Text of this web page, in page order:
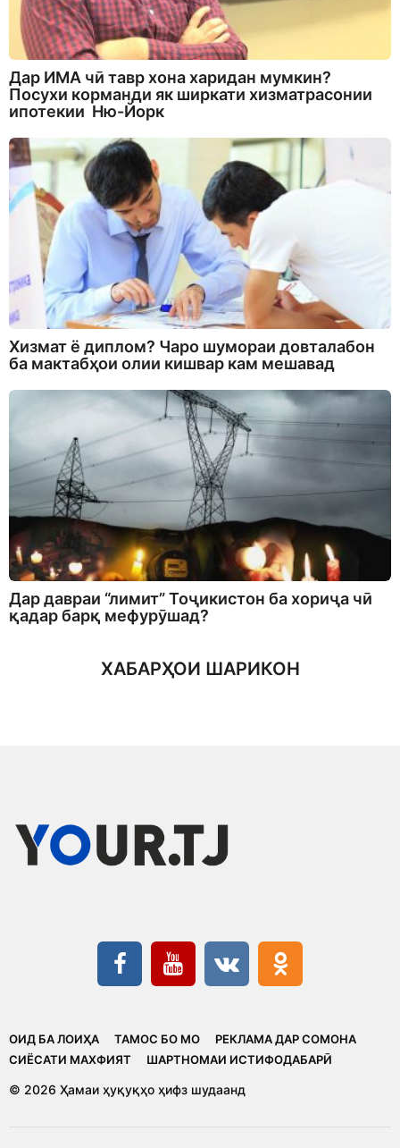
Дар ИМА чӣ тавр хона харидан мумкин?
Посухи корманди як ширкати хизматрасонии
ипотекии Ню-Йорк
Хизмат ё диплом? Чаро шумораи довталабон
ба мактабҳои олии кишвар кам мешавад
Дар давраи “лимит” Тоҷикистон ба хориҷа чӣ
қадар барқ мефурӯшад?
ХАБАРҲОИ ШАРИКОН
ОИД БА ЛОИҲА ТАМОС БО МО
РЕКЛАМА ДАР СОМОНА
CИЁСАТИ МАХФИЯТ
ШАРТНОМАИ ИСТИФОДАБАРӢ
© 2026 Ҳамаи ҳуқуқҳо ҳифз шудаанд